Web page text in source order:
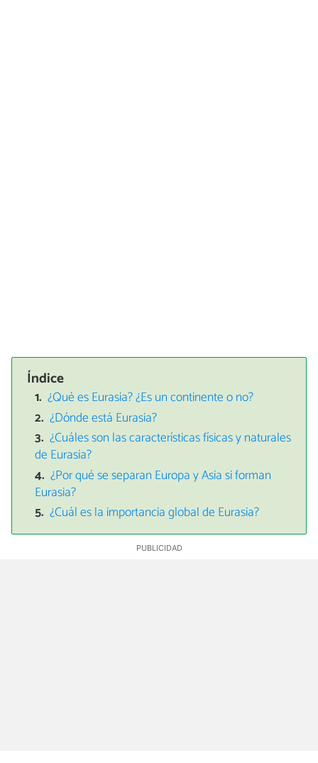
Índice
¿Qué es Eurasia? ¿Es un continente o no?
¿Dónde está Eurasia?
¿Cuáles son las características físicas y naturales
de Eurasia?
¿Por qué se separan Europa y Asia si forman
Eurasia?
¿Cuál es la importancia global de Eurasia?